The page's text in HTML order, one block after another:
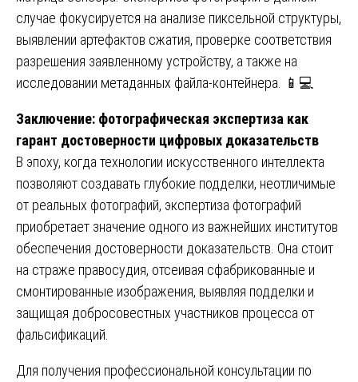
случае фокусируется на анализе пиксельной структуры,
выявлении артефактов сжатия, проверке соответствия
разрешения заявленному устройству, а также на
исследовании метаданных файла-контейнера. 📱💻
Заключение: фотографическая экспертиза как
гарант достоверности цифровых доказательств
В эпоху, когда технологии искусственного интеллекта
позволяют создавать глубокие подделки, неотличимые
от реальных фотографий, экспертиза фотографий
приобретает значение одного из важнейших институтов
обеспечения достоверности доказательств. Она стоит
на страже правосудия, отсеивая сфабрикованные и
смонтированные изображения, выявляя подделки и
защищая добросовестных участников процесса от
фальсификаций.
Для получения профессиональной консультации по